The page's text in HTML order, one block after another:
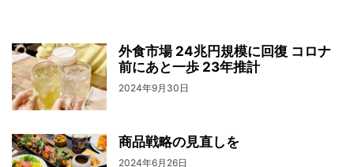
外食市場 24兆円規模に回復 コロナ
前にあと一歩 23年推計
2024年9月30日
商品戦略の見直しを
2024年6月26日